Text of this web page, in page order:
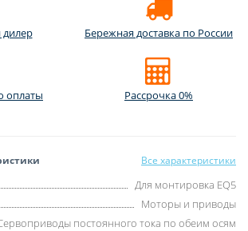
Бережная доставка по России
оплаты Рассрочка 0%
Все характеристики
Для монтировка EQ5
Моторы и приводы
постоянного тока по обеим осям